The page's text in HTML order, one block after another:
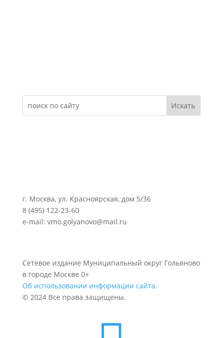
г. Москва, ул. Красноярская, дом 5/36
8 (495) 122-23-60
e-mail: vmo.golyanovo@mail.ru
Сетевое издание Муниципальный округ Гольяново
в городе Москве 0+
Об использовании информации сайта.
© 2024 Все права защищены.